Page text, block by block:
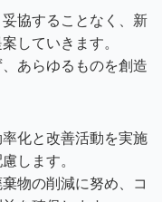
協することなく、新
していきます。
あらゆるものを創造
化と改善活動を実施
します。
物の削減に努め、コ